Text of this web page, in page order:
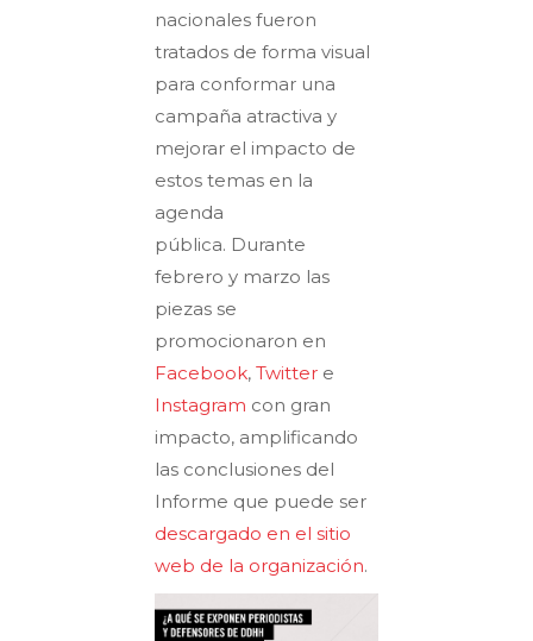
nacionales fueron
tratados de forma visual
para conformar una
campaña atractiva y
mejorar el impacto de
estos temas en la
agenda
pública. Durante
febrero y marzo las
piezas se
promocionaron en
Facebook, Twitter e
Instagram con gran
impacto, amplificando
las conclusiones del
Informe que puede ser
descargado en el sitio
web de la organización.